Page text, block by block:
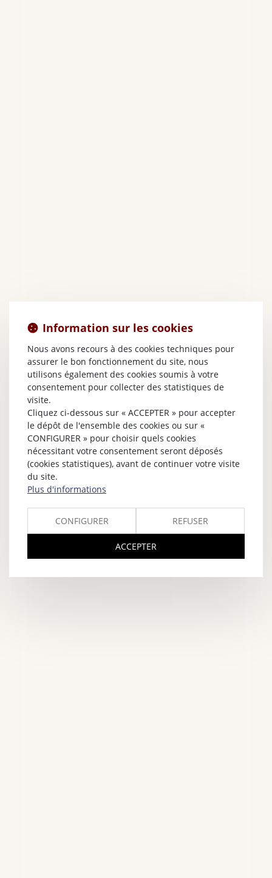
Information sur les cookies
Nous avons recours à des cookies techniques pour
assurer le bon fonctionnement du site, nous
utilisons également des cookies soumis à votre
consentement pour collecter des statistiques de
visite.
Cliquez ci-dessous sur « ACCEPTER » pour accepter
le dépôt de l'ensemble des cookies ou sur «
CONFIGURER » pour choisir quels cookies
nécessitant votre consentement seront déposés
(cookies statistiques), avant de continuer votre visite
du site.
Plus d'informations
CONFIGURER REFUSER
ACCEPTER